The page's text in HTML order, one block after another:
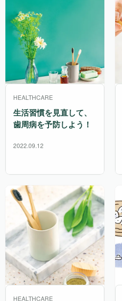
HEALTHCARE
生活習慣を見直して、
歯周病を予防しよう！
2022.09.12
HEALTHCARE